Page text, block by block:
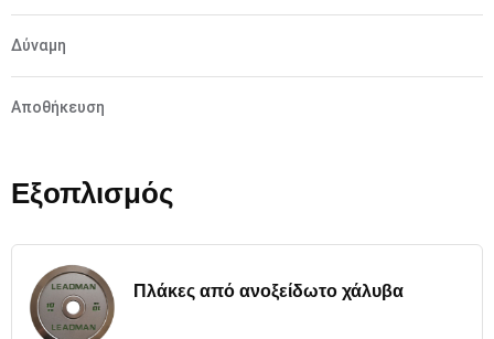
Δύναμη
Αποθήκευση
Εξοπλισμός
Πλάκες από ανοξείδωτο χάλυβα